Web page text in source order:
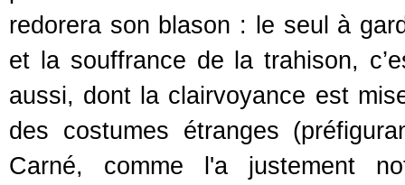
redorera son blason : le seul à
et la souffrance de la trahison,
aussi, dont la clairvoyance est
des costumes étranges
Carné, comme l'a justement